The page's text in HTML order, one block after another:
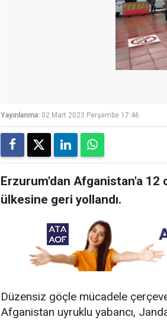
Yayınlanma: 02 Mart 2023 Perşembe 17:46
Erzurum'dan Afganistan'a
ülkesine geri yollandı.
Düzensiz göçle mücadele
Afganistan uyruklu yabancı,